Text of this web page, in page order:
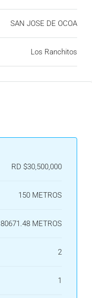
SAN JOSE DE OCOA
Los Ranchitos
RD $30,500,000
150 METROS
80671.48 METROS
2
1